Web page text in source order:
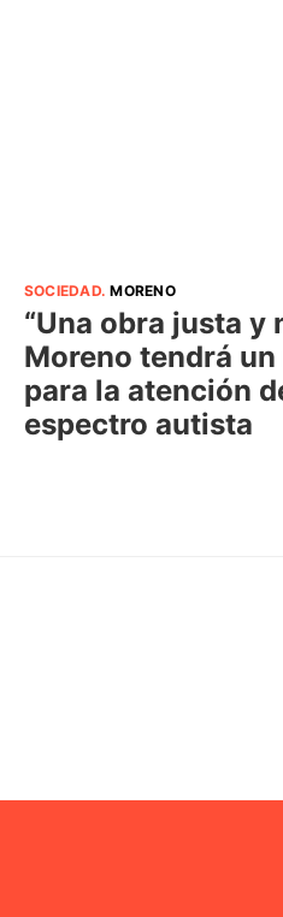
SOCIEDAD.MORENO
“Una obra justa y
Moreno tendrá
para la atención
espectro autista